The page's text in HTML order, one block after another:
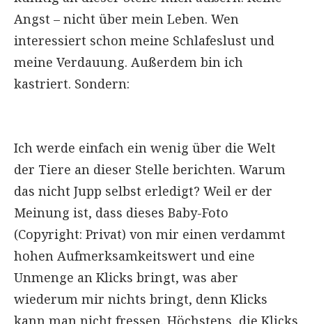
Angst – nicht über mein Leben. Wen
interessiert schon meine Schlafeslust und
meine Verdauung. Außerdem bin ich
kastriert. Sondern:
Ich werde einfach ein wenig über die Welt
der Tiere an dieser Stelle berichten. Warum
das nicht Jupp selbst erledigt? Weil er der
Meinung ist, dass dieses Baby-Foto
(Copyright: Privat) von mir einen verdammt
hohen Aufmerksamkeitswert und eine
Unmenge an Klicks bringt, was aber
wiederum mir nichts bringt, denn Klicks
kann man nicht fressen. Höchstens, die Klicks